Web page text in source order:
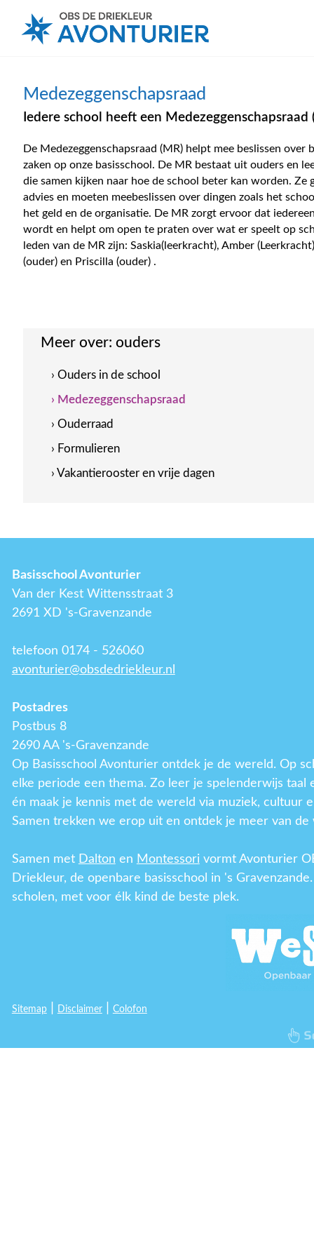
Medezeggenschapsraad
Iedere school heeft een Medezeggenschapsraad
De Medezeggenschapsraad (MR) helpt mee beslissen over
zaken op onze basisschool. De MR bestaat uit ouders en
die samen kijken naar hoe de school beter kan worden. Ze
advies en moeten meebeslissen over dingen zoals het
het geld en de organisatie. De MR zorgt ervoor dat
wordt en helpt om open te praten over wat er speelt op
leden van de MR zijn: Saskia(leerkracht), Amber
(ouder) en Priscilla (ouder) .
Meer over:ouders
› Ouders in de school
› Medezeggenschapsraad
› Ouderraad
› Formulieren
› Vakantierooster en vrije dagen
Basisschool Avonturier
Van der Kest Wittensstraat 3
2691 XD 's-Gravenzande
telefoon 0174 - 526060
avonturier@obsdedriekleur.nl
Postadres
Postbus 8
2690 AA 's-Gravenzande
Op Basisschool Avonturier ontdek je de wereld. Op
elke periode een thema. Zo leer je spelenderwijs taal
én maak je kennis met de wereld via muziek, cultuur
Samen trekken we erop uit en ontdek je meer van de
Samen met Dalton en Montessorivormt Avonturier
Driekleur, de openbare basisschool in 's
scholen, met voor élk kind de beste plek.
Sitemap| Disclaimer| Colofon